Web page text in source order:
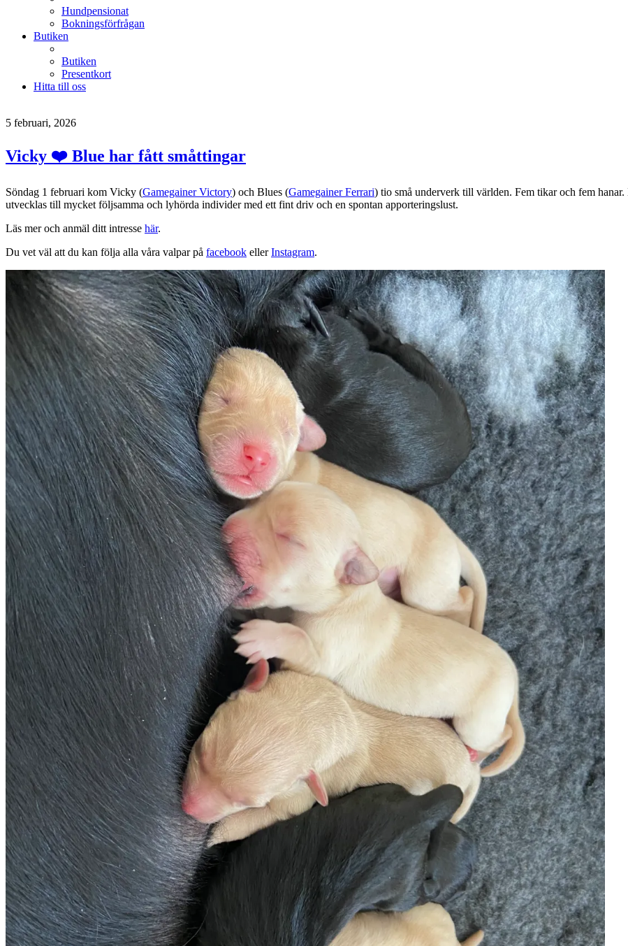
Hundpensionat
Bokningsförfrågan
Butiken
Butiken
Presentkort
Hitta till oss
5 februari, 2026
Vicky ❤️ Blue har fått småttingar
Söndag 1 februari kom Vicky (Gamegainer Victory) och Blues (Gamegainer Ferrari) tio små underverk till världen. Fem tikar och fem
utvecklas till mycket följsamma och lyhörda individer med ett fint driv och en spontan apporteringslust.
Läs mer och anmäl ditt intresse här.
Du vet väl att du kan följa alla våra valpar på facebook ellerInstagram.